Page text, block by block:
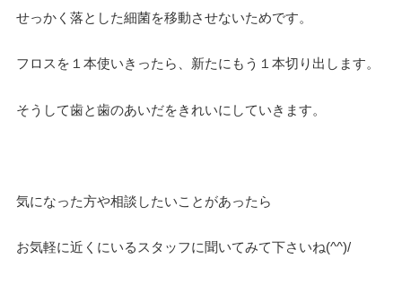
せっかく落とした細菌を移動させないためです。
フロスを１本使いきったら、新たにもう１本切り出します。
そうして歯と歯のあいだをきれいにしていきます。
気になった方や相談したいことがあったら
お気軽に近くにいるスタッフに聞いてみて下さいね(^^)/